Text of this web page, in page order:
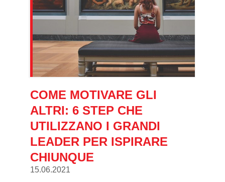
COME MOTIVARE GLI
ALTRI: 6 STEP CHE
UTILIZZANO I GRANDI
LEADER PER ISPIRARE
CHIUNQUE
15.06.2021